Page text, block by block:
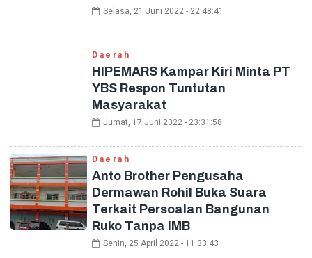
Selasa, 21 Juni 2022 - 22:48:41
Daerah
HIPEMARS Kampar Kiri Minta PT
YBS Respon Tuntutan
Masyarakat
Jumat, 17 Juni 2022 - 23:31:58
Daerah
Anto Brother Pengusaha
Dermawan Rohil Buka Suara
Terkait Persoalan Bangunan
Ruko Tanpa IMB
Senin, 25 April 2022 - 11:33:43